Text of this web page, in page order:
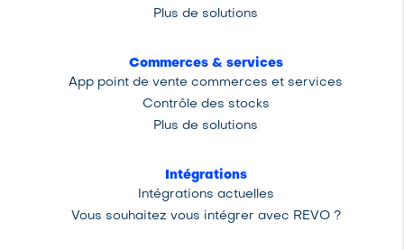
Plus de solutions
Commerces & services
App point de vente commerces et services
Contrôle des stocks
Plus de solutions
Intégrations
Intégrations actuelles
Vous souhaitez vous intégrer avec REVO ?